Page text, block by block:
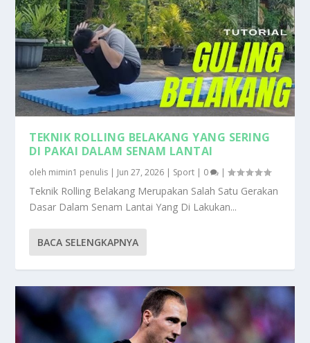
TEKNIK ROLLING BELAKANG YANG SERING
DI PAKAI DALAM SENAM LANTAI
oleh mimin1 penulis | Jun 27, 2026 | Sport | 0 |
Teknik Rolling Belakang Merupakan Salah Satu Gerakan
Dasar Dalam Senam Lantai Yang Di Lakukan...
BACA SELENGKAPNYA